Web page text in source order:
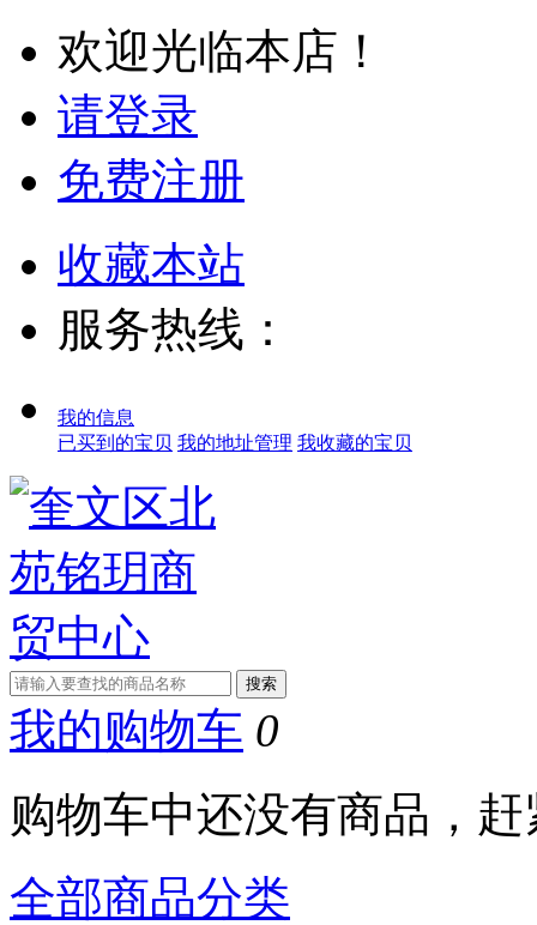
欢迎光临本店！
请登录
免费注册
收藏本站
服务热线：
我的信息
已买到的宝贝 我的地址管理 我收藏的宝贝
我的购物车 0
购物车中还没有商品，
全部商品分类